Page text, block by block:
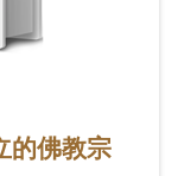
的佛教宗